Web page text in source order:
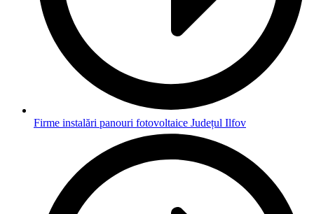
Firme instalări panouri fotovoltaice Județul Ilfov